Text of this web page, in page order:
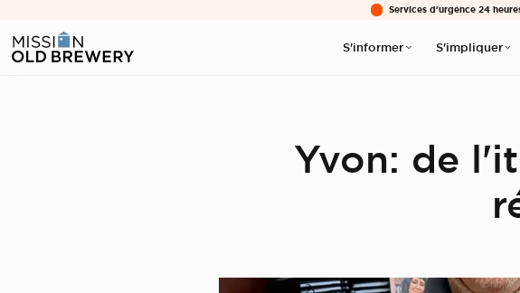
Services d’urgence 24
S'informer S'impliquer
Yvon: de